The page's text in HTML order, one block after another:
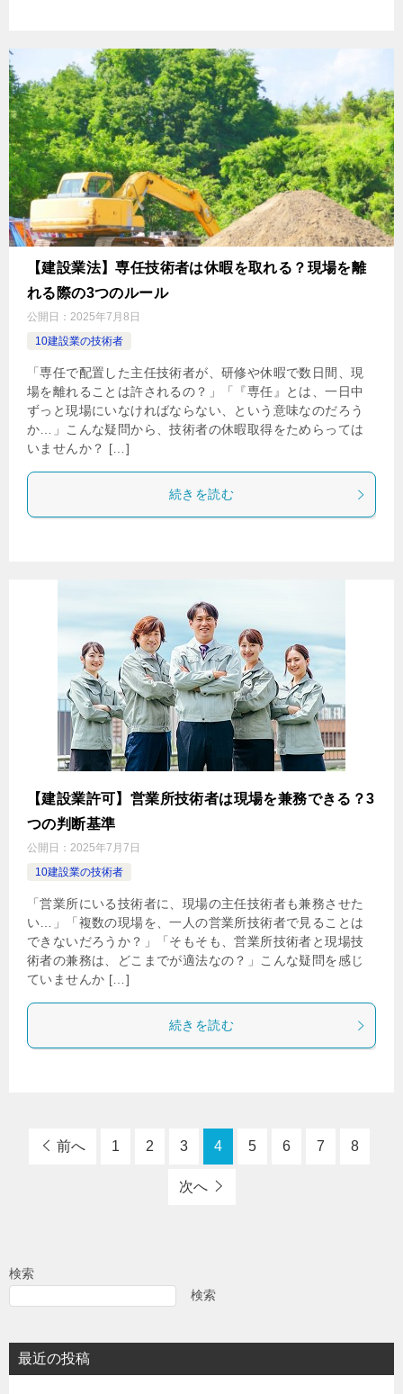
【建設業法】専任技術者は休暇を取れる？現場を離
れる際の3つのルール
公開日： 2025年7月8日
10建設業の技術者
「専任で配置した主任技術者が、研修や休暇で数日間、現
場を離れることは許されるの？」「『専任』とは、一日中
ずっと現場にいなければならない、という意味なのだろう
か…」こんな疑問から、技術者の休暇取得をためらっては
いませんか？ […]
続きを読む
【建設業許可】営業所技術者は現場を兼務できる？3
つの判断基準
公開日： 2025年7月7日
10建設業の技術者
「営業所にいる技術者に、現場の主任技術者も兼務させた
い…」「複数の現場を、一人の営業所技術者で見ることは
できないだろうか？」「そもそも、営業所技術者と現場技
術者の兼務は、どこまでが適法なの？」こんな疑問を感じ
ていませんか […]
続きを読む
前へ 1 2 3 4 5 6 7 8
次へ
検索
検索
最近の投稿